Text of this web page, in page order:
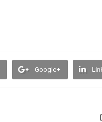
Google+